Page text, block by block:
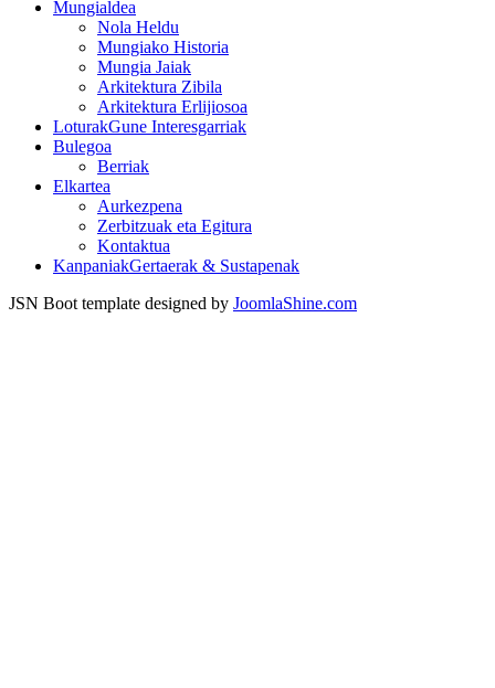
Mungialdea
Nola Heldu
Mungiako Historia
Mungia Jaiak
Arkitektura Zibila
Arkitektura Erlijiosoa
LoturakGune Interesgarriak
Bulegoa
Berriak
Elkartea
Aurkezpena
Zerbitzuak eta Egitura
Kontaktua
KanpaniakGertaerak & Sustapenak
JSN Boot template designed by JoomlaShine.com